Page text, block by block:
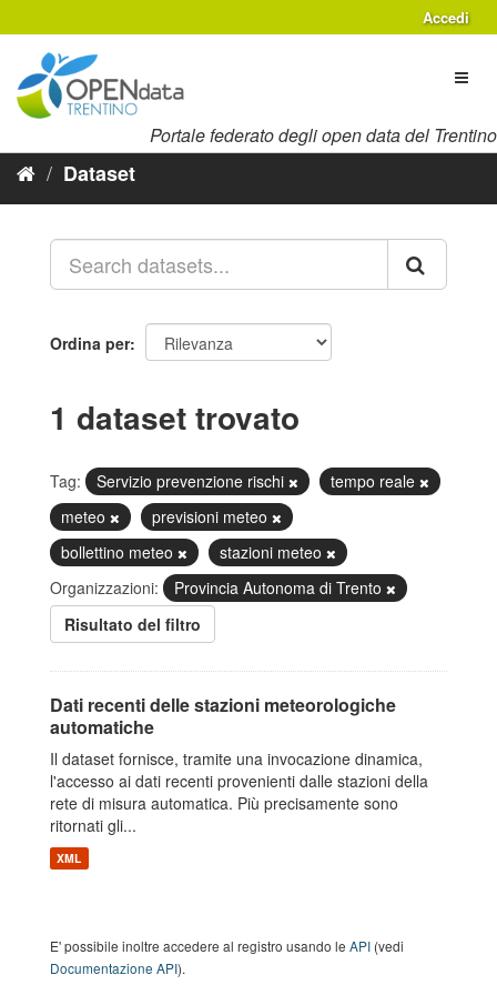
al
contenuto
Accedi
Portale federato degli open data del Trentino
Dataset
Ordina per
1 dataset trovato
Tag: Servizio prevenzione rischi
tempo reale
meteo
previsioni meteo
bollettino meteo
stazioni meteo
Organizzazioni:
Provincia Autonoma di Trento
Risultato del filtro
Dati recenti delle stazioni meteorologiche
automatiche
Il dataset fornisce, tramite una invocazione dinamica,
l'accesso ai dati recenti provenienti dalle stazioni della
rete di misura automatica. Più precisamente sono
ritornati gli...
XML
E' possibile inoltre accedere al registro usando le API (vedi
Documentazione API).